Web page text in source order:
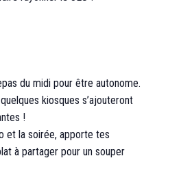
du midi pour être autonome.
kiosques s’ajouteront
!
et la soirée, apporte tes
à partager pour un souper